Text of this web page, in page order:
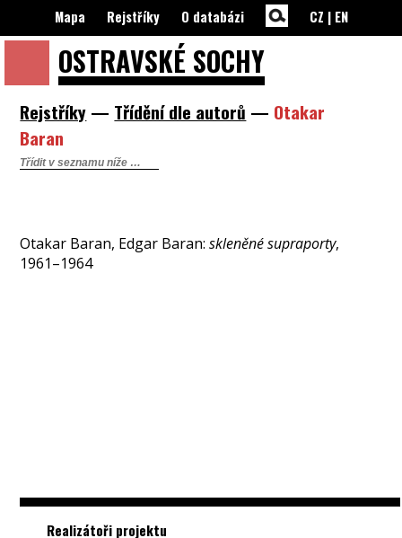
OSTRAVSKÉ SOCHY
Mapa Rejstříky O databázi CZ | EN
Rejstříky — Třídění dle autorů — Otakar
Baran
Otakar Baran, Edgar Baran:skleněné supraporty,
1961–1964
Realizátoři projektu